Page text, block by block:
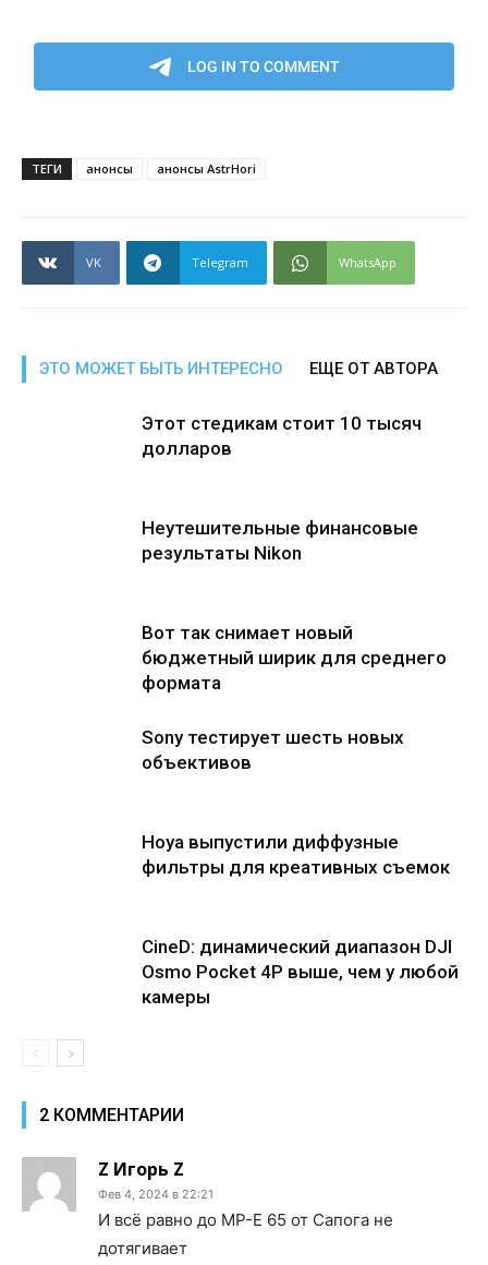
ТЕГИ анонсы анонсы AstrHori
VK Telegram WhatsApp
ЭТО МОЖЕТ БЫТЬ ИНТЕРЕСНО ЕЩЕ ОТ АВТОРА
Этот стедикам стоит 10 тысяч
долларов
Неутешительные финансовые
результаты Nikon
Вот так снимает новый
бюджетный ширик для среднего
формата
Sony тестирует шесть новых
объективов
Hoya выпустили диффузные
фильтры для креативных съемок
CineD: динамический диапазон DJI
Osmo Pocket 4P выше, чем у любой
камеры
2 КОММЕНТАРИИ
Z Игорь Z
Фев 4, 2024 в 22:21
И всё равно до MP-E 65 от Сапога не
дотягивает